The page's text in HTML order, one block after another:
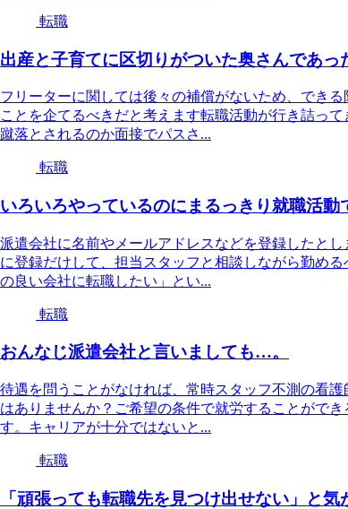
転職
出産と子育てに区切りがついた奥さんであ
フリーターに関しては後々の補償がないため、でき
ことを企てるべきだと考えます転職活動が行き詰っ
蹴落とされるのか面接でパスさ...
転職
いろいろやっているのにまるっきり就職活動
派遣会社に名前やメールアドレスなどを登録したと
に登録だけして、担当スタッフと相談しながら勤め
の良い会社に転職したい」とい...
転職
おんなじ派遣会社と言いましても…。
待遇を問うことがなければ、常時スタッフ不測の看
はありませんか？ご希望の条件で就労することがで
す。キャリアが十分ではないと...
転職
「頑張っても転職先を見つけ出せない」と